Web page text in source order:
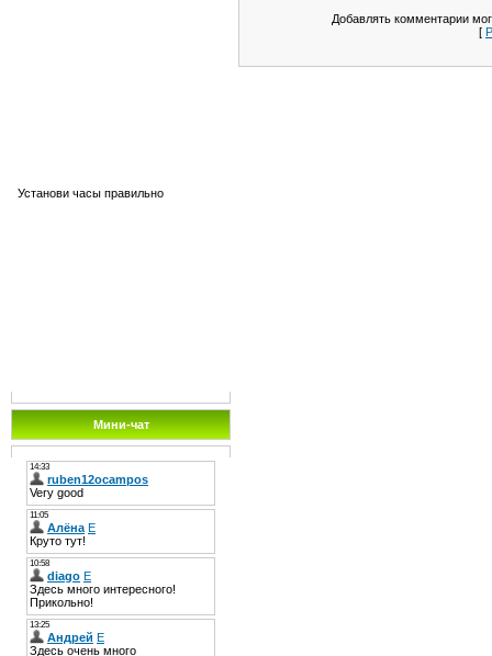
Установи часы правильно
Мини-чат
Добавлять комментарии
[